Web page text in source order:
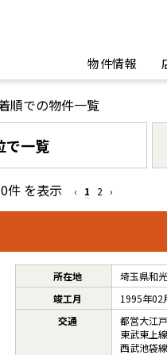
物件情報
順での物件一覧
で一覧
件 を表示 ‹ 1 2 ›
所在地
埼玉県和
竣工月
1995年02
交通
都営大江
東武東上線
西武池袋線